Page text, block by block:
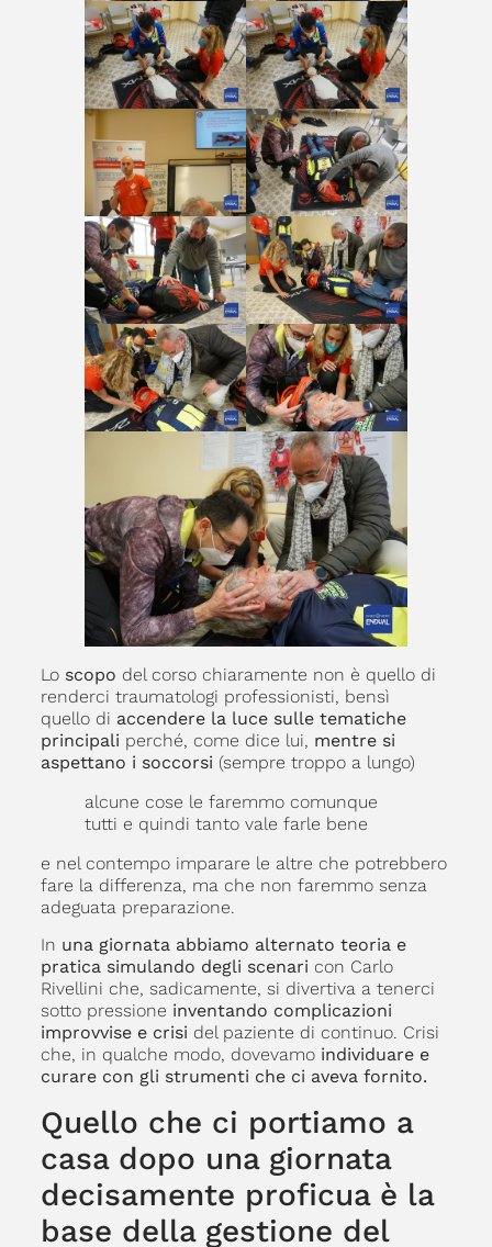
Lo scopo del corso chiaramente non è quello di
renderci traumatologi professionisti, bensì
quello di accendere la luce sulle tematiche
principali perché, come dice lui, mentre si
aspettano i soccorsi (sempre troppo a lungo)
alcune cose le faremmo comunque
tutti e quindi tanto vale farle bene
e nel contempo imparare le altre che potrebbero
fare la differenza, ma che non faremmo senza
adeguata preparazione.
In una giornata abbiamo alternato teoria e
pratica simulando degli scenari con Carlo
Rivellini che, sadicamente, si divertiva a tenerci
sotto pressione inventando complicazioni
improvvise e crisi del paziente di continuo. Crisi
che, in qualche modo, dovevamo individuare e
curare con gli strumenti che ci aveva fornito.
Quello che ci portiamo a
casa dopo una giornata
decisamente proficua è la
base della gestione del